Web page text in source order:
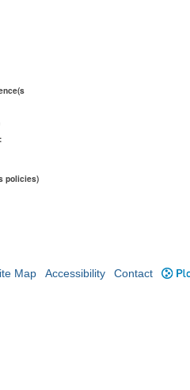
policies)
Map Accessibility Contact